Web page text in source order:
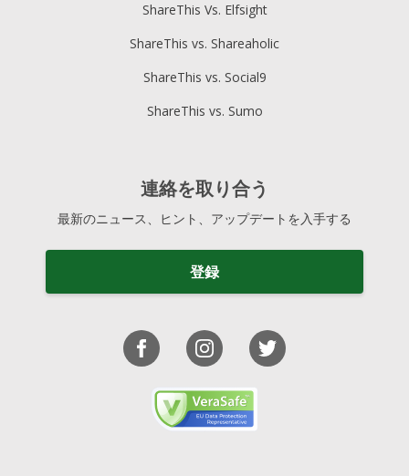
ShareThis Vs. Elfsight
ShareThis vs. Shareaholic
ShareThis vs. Social9
ShareThis vs. Sumo
連絡を取り合う
最新のニュース、ヒント、アップデートを入手する
登録